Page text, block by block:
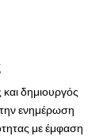
δημιουργός
ενημέρωση
με έμφαση